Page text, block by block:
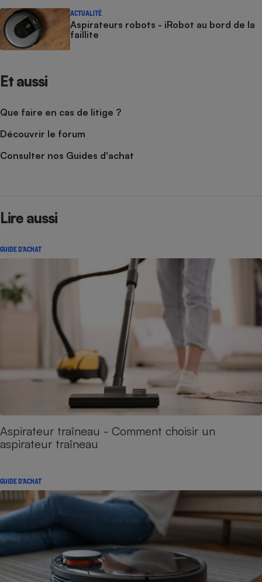
ACTUALITÉ
Aspirateurs robots - iRobot au bord de la
faillite
Et aussi
Que faire en cas de litige ?
Découvrir le forum
Consulter nos Guides d'achat
Lire aussi
GUIDE D'ACHAT
Aspirateur traîneau - Comment choisir un
aspirateur traîneau
GUIDE D'ACHAT